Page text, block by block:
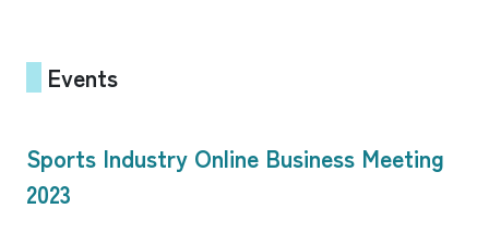
Events
Sports Industry Online Business Meeting
2023